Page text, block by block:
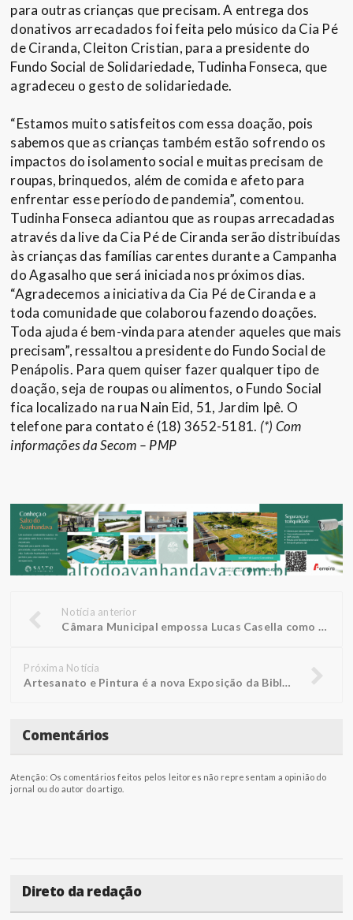
para outras crianças que precisam. A entrega dos
donativos arrecadados foi feita pelo músico da Cia Pé
de Ciranda, Cleiton Cristian, para a presidente do
Fundo Social de Solidariedade, Tudinha Fonseca, que
agradeceu o gesto de solidariedade.
“Estamos muito satisfeitos com essa doação, pois
sabemos que as crianças também estão sofrendo os
impactos do isolamento social e muitas precisam de
roupas, brinquedos, além de comida e afeto para
enfrentar esse período de pandemia”, comentou.
Tudinha Fonseca adiantou que as roupas arrecadadas
através da live da Cia Pé de Ciranda serão distribuídas
às crianças das famílias carentes durante a Campanha
do Agasalho que será iniciada nos próximos dias.
“Agradecemos a iniciativa da Cia Pé de Ciranda e a
toda comunidade que colaborou fazendo doações.
Toda ajuda é bem-vinda para atender aqueles que mais
precisam”, ressaltou a presidente do Fundo Social de
Penápolis. Para quem quiser fazer qualquer tipo de
doação, seja de roupas ou alimentos, o Fundo Social
fica localizado na rua Nain Eid, 51, Jardim Ipê. O
telefone para contato é (18) 3652-5181. (*) Com
informações da Secom – PMP
Notícia anterior
Câmara Municipal empossa Lucas Casella como vereador
Próxima Notícia
Artesanato e Pintura é a nova Exposição da Biblioteca FUNEPE
Comentários
Atenção: Os comentários feitos pelos leitores não representam a opinião do
jornal ou do autor do artigo.
Direto da redação